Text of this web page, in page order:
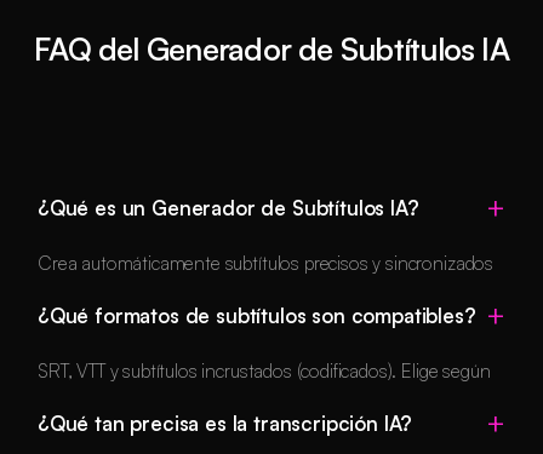
FAQ del Generador de Subtítulos IA
¿Qué es un Generador de Subtítulos IA?
Crea automáticamente subtítulos precisos y sincronizados
la temporización con el audio.
¿Qué formatos de subtítulos son compatibles?
SRT, VTT y subtítulos incrustados (codificados). Elige según
¿Qué tan precisa es la transcripción IA?